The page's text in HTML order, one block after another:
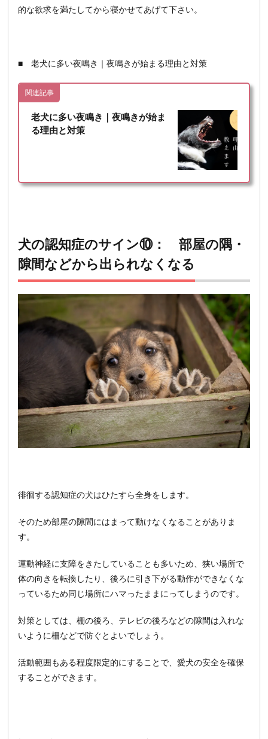
的な欲求を満たしてから寝かせてあげて下さい。
■ 老犬に多い夜鳴き｜夜鳴きが始まる理由と対策
関連記事
老犬に多い夜鳴き｜夜鳴きが始ま
る理由と対策
犬の認知症のサイン⑩： 部屋の隅・
隙間などから出られなくなる
徘徊する認知症の犬はひたすら全身をします。
そのため部屋の隙間にはまって動けなくなることがありま
す。
運動神経に支障をきたしていることも多いため、狭い場所で
体の向きを転換したり、後ろに引き下がる動作ができなくな
っているため同じ場所にハマったままにってしまうのです。
対策としては、棚の後ろ、テレビの後ろなどの隙間は入れな
いように柵などで防ぐとよいでしょう。
活動範囲もある程度限定的にすることで、愛犬の安全を確保
することができます。